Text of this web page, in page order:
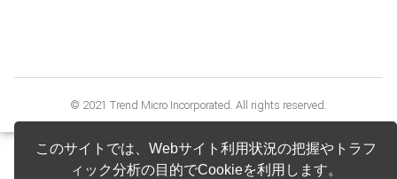
このサイトでは、Webサイト利用状況の把握やトラフ
ィック分析の目的でCookieを利用します。
© 2021 Trend Micro Incorporated. All rights reserved.